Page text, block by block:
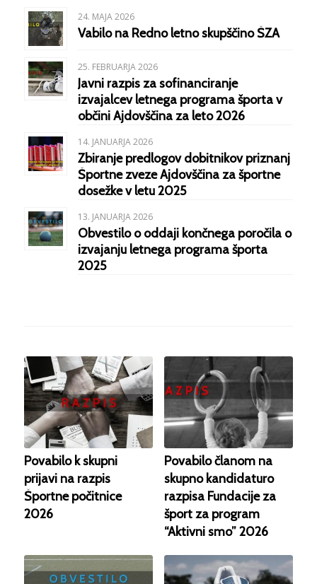
24. MAJA 2026
Vabilo na Redno letno skupščino ŠZA
25. FEBRUARJA 2026
Javni razpis za sofinanciranje
izvajalcev letnega programa športa v
občini Ajdovščina za leto 2026
14. JANUARJA 2026
Zbiranje predlogov dobitnikov priznanj
Športne zveze Ajdovščina za športne
dosežke v letu 2025
13. JANUARJA 2026
Obvestilo o oddaji končnega poročila o
izvajanju letnega programa športa
2025
Povabilo k skupni
prijavi na razpis
Športne počitnice
2026
Povabilo članom na
skupno kandidaturo
razpisa Fundacije za
šport za program
“Aktivni smo” 2026